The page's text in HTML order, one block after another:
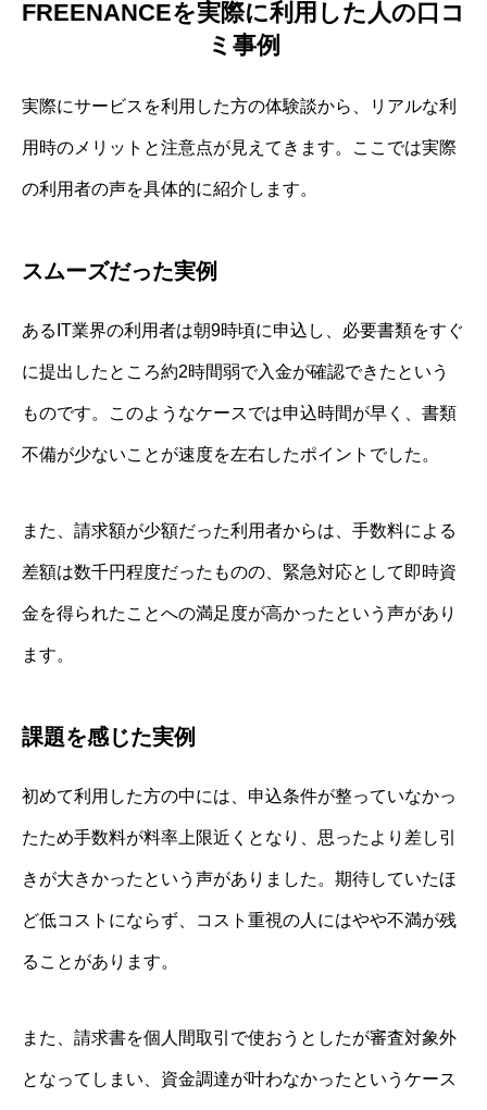
FREENANCEを実際に利用した人の口コ
ミ事例
実際にサービスを利用した方の体験談から、リアルな利
用時のメリットと注意点が見えてきます。ここでは実際
の利用者の声を具体的に紹介します。
スムーズだった実例
あるIT業界の利用者は朝9時頃に申込し、必要書類をすぐ
に提出したところ約2時間弱で入金が確認できたという
ものです。このようなケースでは申込時間が早く、書類
不備が少ないことが速度を左右したポイントでした。
また、請求額が少額だった利用者からは、手数料による
差額は数千円程度だったものの、緊急対応として即時資
金を得られたことへの満足度が高かったという声があり
ます。
課題を感じた実例
初めて利用した方の中には、申込条件が整っていなかっ
たため手数料が料率上限近くとなり、思ったより差し引
きが大きかったという声がありました。期待していたほ
ど低コストにならず、コスト重視の人にはやや不満が残
ることがあります。
また、請求書を個人間取引で使おうとしたが審査対象外
となってしまい、資金調達が叶わなかったというケース